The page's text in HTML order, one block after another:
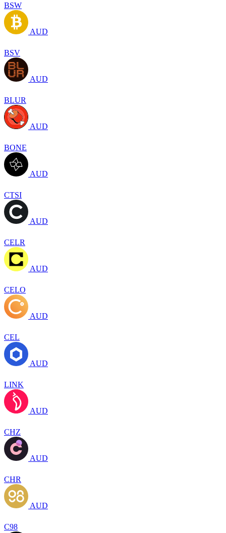
BSW
AUD
BSV
AUD
BLUR
AUD
BONE
AUD
CTSI
AUD
CELR
AUD
CELO
AUD
CEL
AUD
LINK
AUD
CHZ
AUD
CHR
AUD
C98